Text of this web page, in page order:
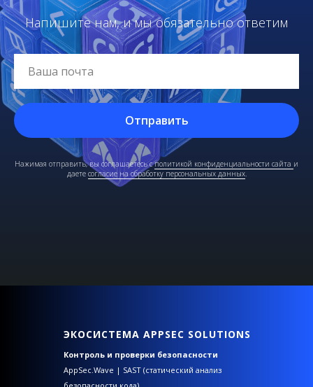
Напишите нам, и мы обязательно ответим
Отправить
Нажимая отправить, вы соглашаетесь с политикой конфиденциальности сайта и
даете согласие на обработку персональных данных.
ЭКОСИСТЕМА APPSEC SOLUTIONS
Контроль и проверки безопасности
AppSec.Wave | SAST (статический анализ